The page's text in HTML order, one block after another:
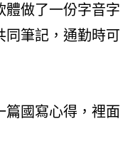
體做了一份字音字
同筆記，通勤時可
篇國寫心得，裡面